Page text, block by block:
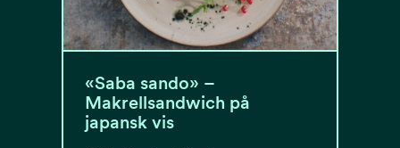
«Saba sando» –
Makrellsandwich på
japansk vis